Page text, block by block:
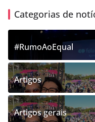
Categorias de
#RumoAoEqual
Artigos
Artigos gerais